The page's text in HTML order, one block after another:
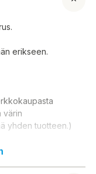
erikseen.
värin
yhden tuotteen.)